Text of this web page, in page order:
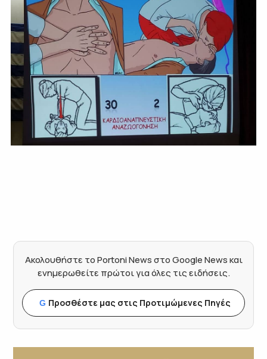
Ακολουθήστε το Portoni News στο Google News και
ενημερωθείτε πρώτοι για όλες τις ειδήσεις.
G Προσθέστε μας στις Προτιμώμενες Πηγές